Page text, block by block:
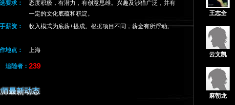
要求：
态度积极，有潜力，有创意思维。兴趣及涉猎广泛，并有
一定的文化底蕴和积淀。
薪资：
收入模式为底薪+提成。根据项目不同，薪金有所浮动。
地点： 上海
追随者： 239
王志全
云文凯
麻朝龙